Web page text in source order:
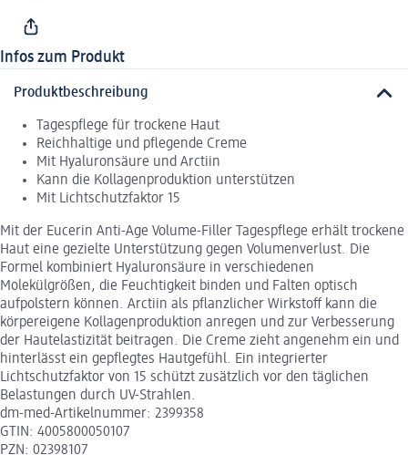
Infos zum Produkt
Produktbeschreibung
Tagespflege für trockene Haut
Reichhaltige und pflegende Creme
Mit Hyaluronsäure und Arctiin
Kann die Kollagenproduktion unterstützen
Mit Lichtschutzfaktor 15
Mit der Eucerin Anti-Age Volume-Filler Tagespflege erhält trockene
Haut eine gezielte Unterstützung gegen Volumenverlust. Die
Formel kombiniert Hyaluronsäure in verschiedenen
Molekülgrößen, die Feuchtigkeit binden und Falten optisch
aufpolstern können. Arctiin als pflanzlicher Wirkstoff kann die
körpereigene Kollagenproduktion anregen und zur Verbesserung
der Hautelastizität beitragen. Die Creme zieht angenehm ein und
hinterlässt ein gepflegtes Hautgefühl. Ein integrierter
Lichtschutzfaktor von 15 schützt zusätzlich vor den täglichen
Belastungen durch UV-Strahlen.
dm-med-Artikelnummer: 2399358
GTIN: 4005800050107
PZN: 02398107